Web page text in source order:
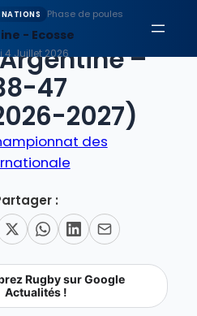
–
47
2027)
des
:
Rugby sur Google
Actualités !
Phase de poules
- Ecosse
4 Juillet 2026